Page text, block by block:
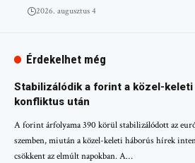
2026. augusztus 4
Érdekelhet még
Stabilizálódik a forint a közel-keleti
konfliktus után
A forint árfolyama 390 körül stabilizálódott az
szemben, miután a közel-keleti háborús hírek
csökkent az elmúlt napokban. A…